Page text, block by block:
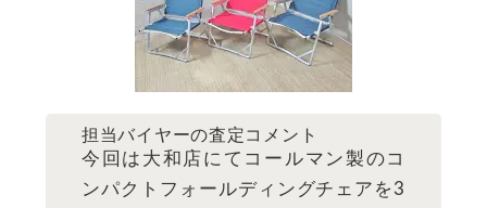
担当バイヤーの査定コメント
今回は大和店にてコールマン製のコ
ンパクトフォールディングチェアを3